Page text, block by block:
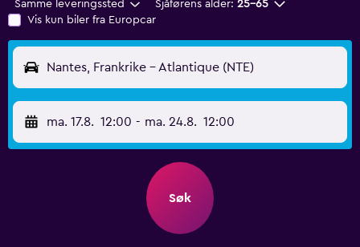
Samme leveringssted Sjåførens alder: 25–65
Vis kun biler fra Europcar
Nantes, Frankrike - Atlantique (NTE)
ma. 17.8. 12:00 - ma. 24.8. 12:00
Søk